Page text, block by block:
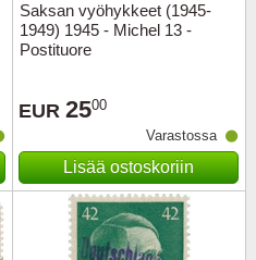
Saksan vyöhykkeet (1945-
1949) 1945 - Michel 13 -
Postituore
EUR 2500
Varastossa
Lisää ostoskoriin